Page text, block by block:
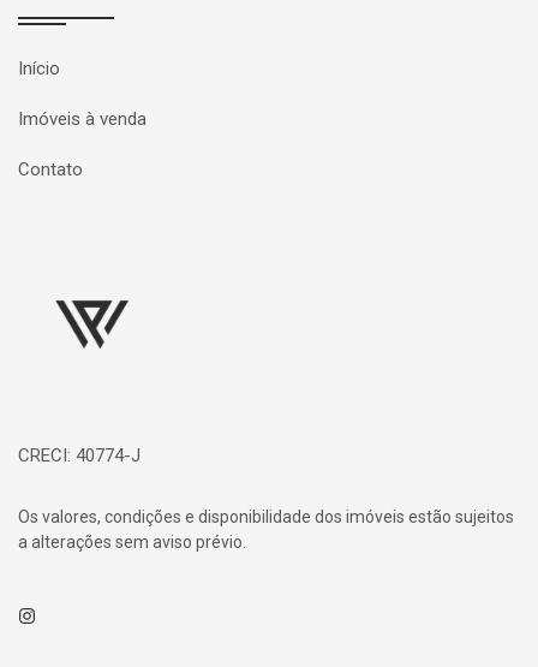
Início
Imóveis à venda
Contato
CRECI: 40774-J
Os valores, condições e disponibilidade dos imóveis estão sujeitos
a alterações sem aviso prévio.
Instagram